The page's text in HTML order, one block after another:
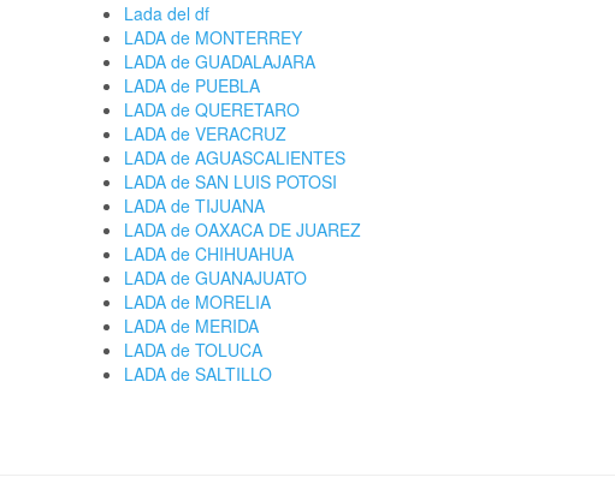
Lada del df
LADA de MONTERREY
LADA de GUADALAJARA
LADA de PUEBLA
LADA de QUERETARO
LADA de VERACRUZ
LADA de AGUASCALIENTES
LADA de SAN LUIS POTOSI
LADA de TIJUANA
LADA de OAXACA DE JUAREZ
LADA de CHIHUAHUA
LADA de GUANAJUATO
LADA de MORELIA
LADA de MERIDA
LADA de TOLUCA
LADA de SALTILLO